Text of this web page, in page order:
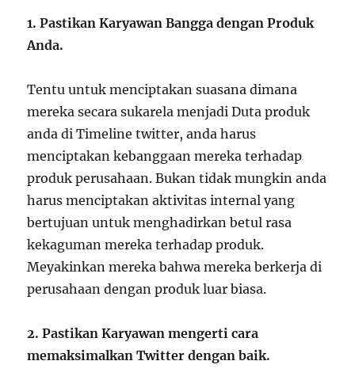
1.Pastikan Karyawan Bangga dengan Produk
Anda.
Tentu untuk menciptakan suasana dimana
mereka secara sukarela menjadi Duta produk
anda di Timeline twitter, anda harus
menciptakan kebanggaan mereka terhadap
produk perusahaan. Bukan tidak mungkin anda
harus menciptakan aktivitas internal yang
bertujuan untuk menghadirkan betul rasa
kekaguman mereka terhadap produk.
Meyakinkan mereka bahwa mereka berkerja di
perusahaan dengan produk luar biasa.
2.Pastikan Karyawan mengerti cara
memaksimalkan Twitter dengan baik.